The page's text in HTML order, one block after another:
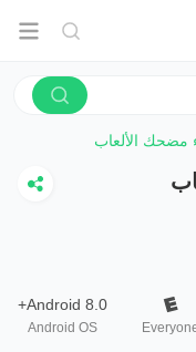
مضحك الألعاب
Android 8.0+
Android OS